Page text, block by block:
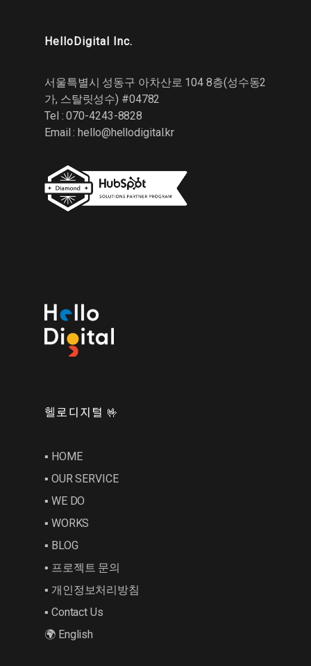
HelloDigital Inc.
서울특별시 성동구 아차산로 104 8층(성수동2
가, 스탈릿성수) #04782
Tel : 070-4243-8828
Email :hello@hellodigital.kr
헬로디지털 🤟
▪︎ HOME
▪︎ OUR SERVICE
▪︎ WE DO
▪︎ WORKS
▪︎ BLOG
▪︎ 프로젝트 문의
▪︎ 개인정보처리방침
▪︎ Contact Us
🌍 English